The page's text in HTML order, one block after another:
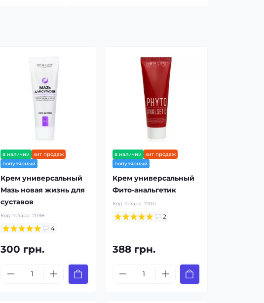
в наличии
хит продаж
популярный
Крем универсальный
Мазь новая жизнь для
суставов
Код товара:7098
4
300 грн.
в наличии
хит продаж
популярный
Крем универсальный
Фито-анальгетик
Код товара: 7100
2
388 грн.